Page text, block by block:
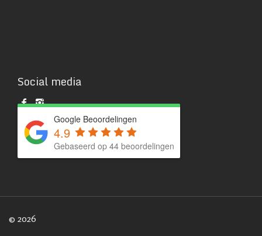
Social media
Google Beoordelingen
4.9
Gebaseerd op 44 beoordelingen
© 2026